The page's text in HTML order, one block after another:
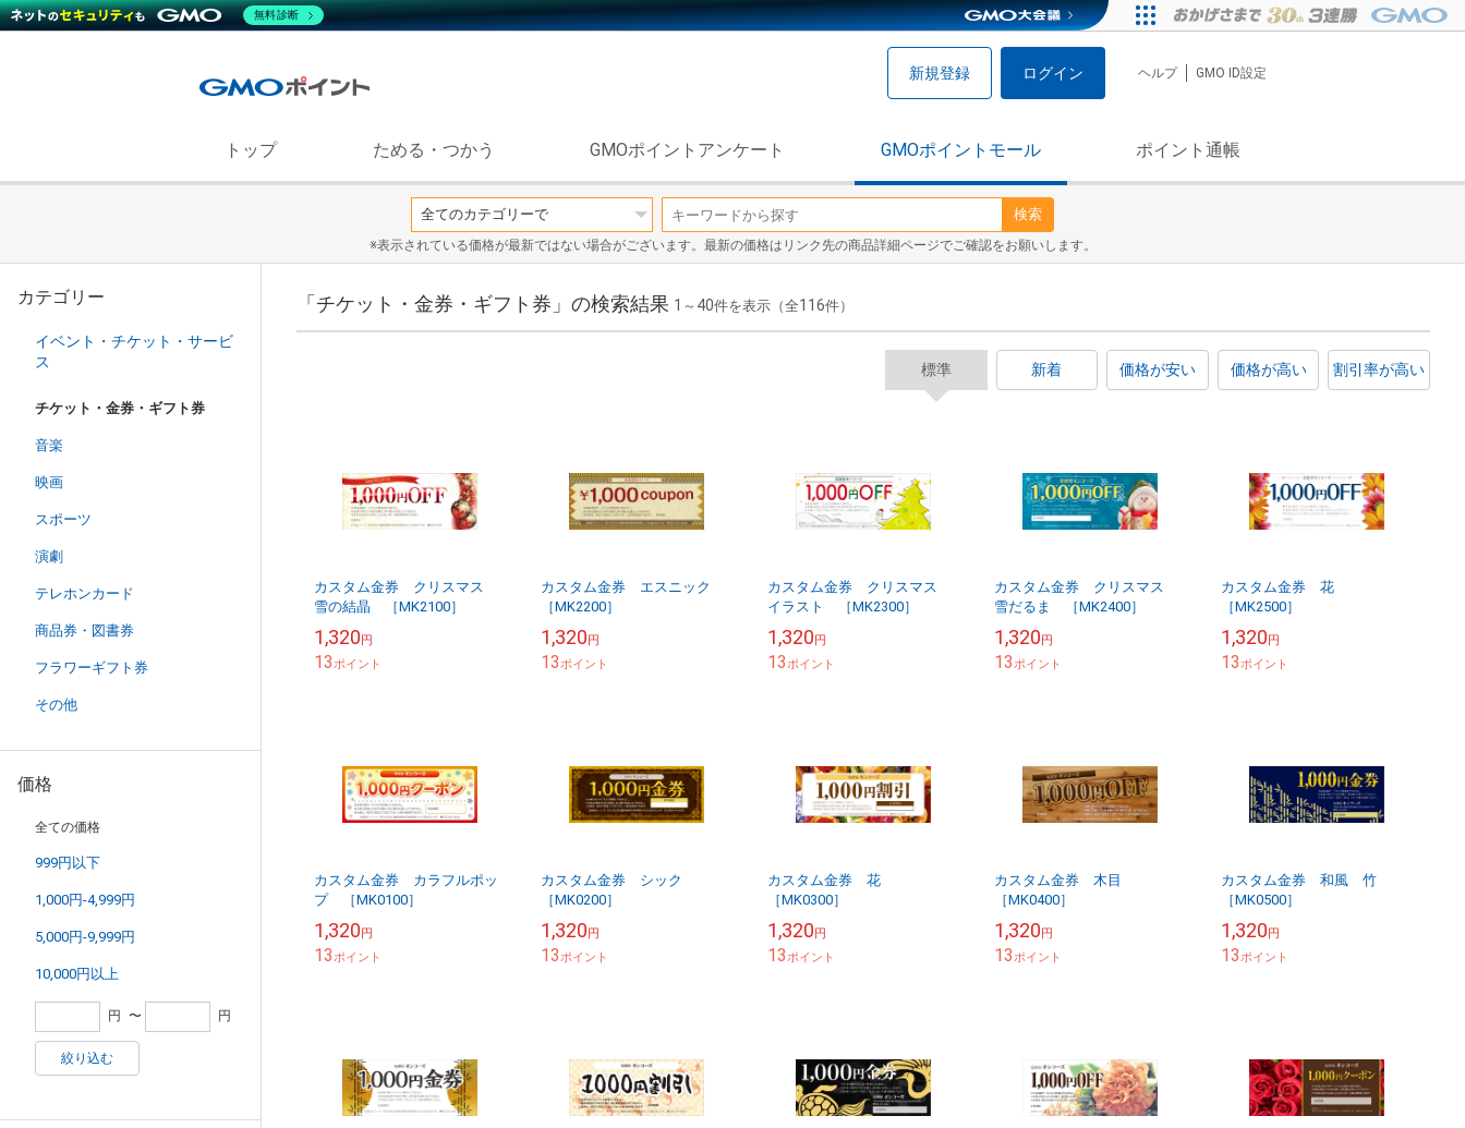
新規登録 ログイン ヘルプ GMO ID設定
トップ ためる・つかう GMOポイントアンケート GMOポイントモール ポイント通帳
検索
※表示されている価格が最新ではない場合がございます。最新の価格はリンク先の商品詳細ページでご確認をお願いします。
カテゴリー
イベント・チケット・サービ
ス
チケット・金券・ギフト券
音楽
映画
スポーツ
演劇
テレホンカード
商品券・図書券
フラワーギフト券
その他
価格
全ての価格
999円以下
1,000円-4,999円
5,000円-9,999円
10,000円以上
円 〜 円
絞り込む
「チケット・金券・ギフト券」の検索結果 1 ～ 40件を表示（全116件）
標準 新着 価格が安い 価格が高い 割引率が高い
カスタム金券 クリスマス
雪の結晶 ［MK2100］
1,320円
13ポイント
カスタム金券 エスニック
［MK2200］
1,320円
13ポイント
カスタム金券 クリスマス
イラスト ［MK2300］
1,320円
13ポイント
カスタム金券 クリスマス
雪だるま ［MK2400］
1,320円
13ポイント
カスタム金券 花
［MK2500］
1,320円
13ポイント
カスタム金券 カラフルポッ
プ ［MK0100］
1,320円
13ポイント
カスタム金券 シック
［MK0200］
1,320円
13ポイント
カスタム金券 花
［MK0300］
1,320円
13ポイント
カスタム金券 木目
［MK0400］
1,320円
13ポイント
カスタム金券 和風 竹
［MK0500］
1,320円
13ポイント
無料診断